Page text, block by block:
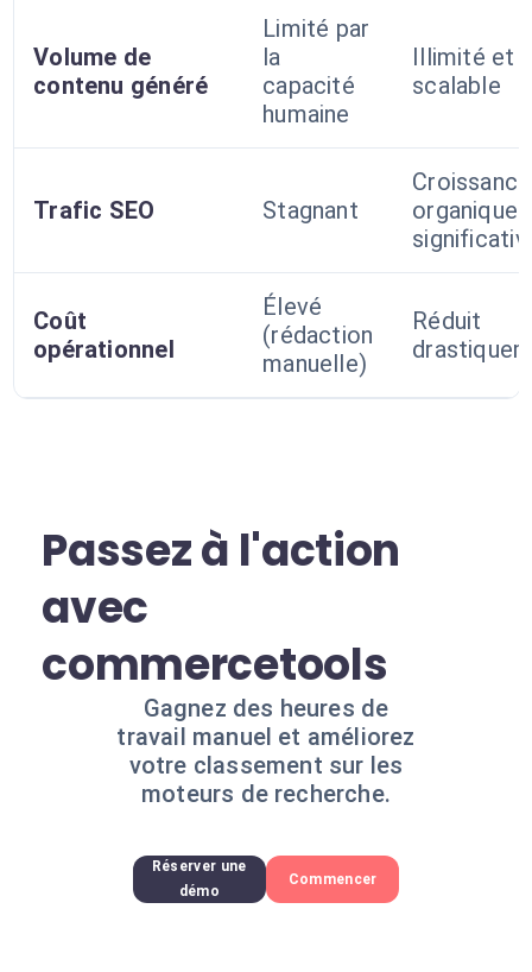
Volume de
contenu généré
Limité par
la
capacité
humaine
Illimité et
scalable
Trafic SEO Stagnant
Croissance
organique
Coût
opérationnel
Élevé
(rédaction
manuelle)
Réduit
Passez à l'action
avec
commercetools
Gagnez des heures de
travail manuel et améliorez
votre classement sur les
moteurs de recherche.
Réserver une
démo
Commencer